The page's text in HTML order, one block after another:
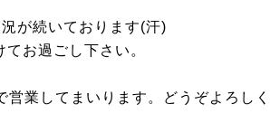
が続いております(汗)
お過ごし下さい。
営業してまいります。どうぞよろし